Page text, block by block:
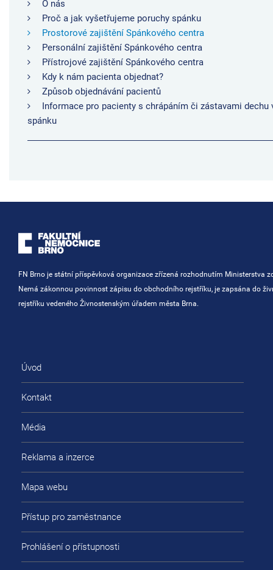
O nás
Proč a jak vyšetřujeme poruchy spánku
Prostorové zajištění Spánkového centra
Personální zajištění Spánkového centra
Přístrojové zajištění Spánkového centra
Kdy k nám pacienta objednat?
Způsob objednávání pacientů
Informace pro pacienty s chrápáním či zástavami dechu
spánku
FN Brno je státní příspěvková organizace zřízená rozhodnutím Ministerstva
Nemá zákonnou povinnost zápisu do obchodního rejstříku, je zapsána do
rejstříku vedeného Živnostenským úřadem města Brna.
Úvod
Kontakt
Média
Reklama a inzerce
Mapa webu
Přístup pro zaměstnance
Prohlášení o přístupnosti